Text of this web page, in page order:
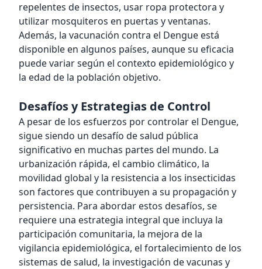
repelentes de insectos, usar ropa protectora y
utilizar mosquiteros en puertas y ventanas.
Además, la vacunación contra el Dengue está
disponible en algunos países, aunque su eficacia
puede variar según el contexto epidemiológico y
la edad de la población objetivo.
Desafíos y Estrategias de Control
A pesar de los esfuerzos por controlar el Dengue,
sigue siendo un desafío de salud pública
significativo en muchas partes del mundo. La
urbanización rápida, el cambio climático, la
movilidad global y la resistencia a los insecticidas
son factores que contribuyen a su propagación y
persistencia. Para abordar estos desafíos, se
requiere una estrategia integral que incluya la
participación comunitaria, la mejora de la
vigilancia epidemiológica, el fortalecimiento de los
sistemas de salud, la investigación de vacunas y